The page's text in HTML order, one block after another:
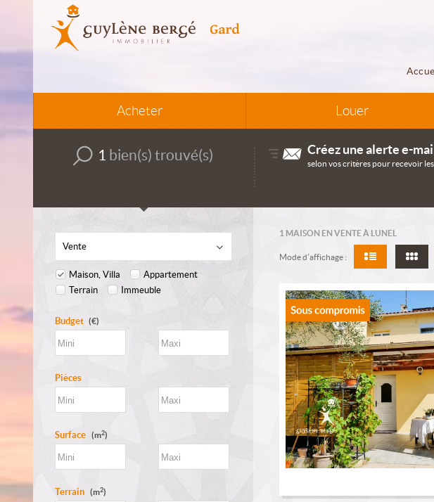
Acheter Louer
1 bien(s) trouvé(s) Créez une alerte e-mail
selon vos critères pour recevoir
Vente
Maison, Villa
Appartement
Terrain
Immeuble
Budget (€)
Pièces
Surface (m2)
Terrain (m2)
1 MAISON EN VENTE À LUNEL
Mode d’affichage :